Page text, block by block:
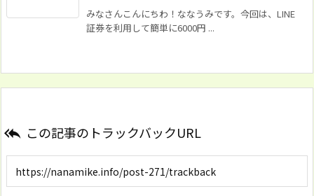
みなさんこんにちわ！ななうみです。今回は、LINE
証券を利用して簡単に6000円 ...
 この記事のトラックバックURL